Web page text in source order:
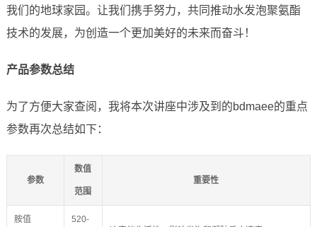
我们的地球家园。让我们携手努力，共同推动水发泡聚氨酯
技术的发展，为创造一个更加美好的未来而奋斗！
产品参数总结
为了方便大家查阅，我将本次讲座中涉及到的bdmaee的重点
参数再次总结如下：
参数
数值
范围
重要性
胺值
520-